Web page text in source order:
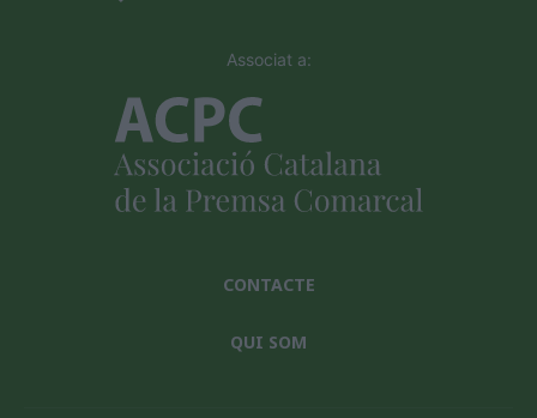
Associat a:
CONTACTE
QUI SOM